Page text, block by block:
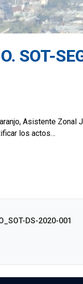
SOT-
Asistente Zonal
los actos…
DS-2020-001